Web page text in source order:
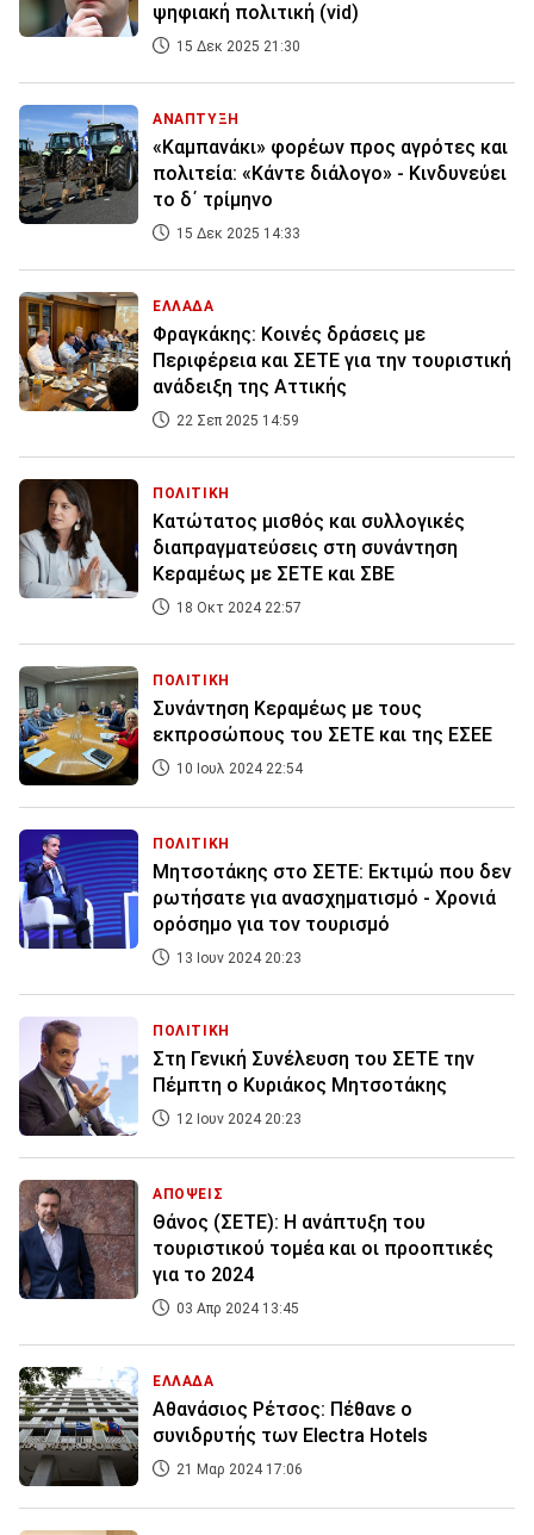
ψηφιακή πολιτική (vid)
15 Δεκ 2025 21:30
ΑΝΑΠΤΥΞΗ
«Καμπανάκι» φορέων προς αγρότες και
πολιτεία: «Κάντε διάλογο» - Κινδυνεύει
το δ΄ τρίμηνο
15 Δεκ 2025 14:33
ΕΛΛΑΔΑ
Φραγκάκης: Κοινές δράσεις με
Περιφέρεια και ΣΕΤΕ για την τουριστική
ανάδειξη της Αττικής
22 Σεπ 2025 14:59
ΠΟΛΙΤΙΚΗ
Κατώτατος μισθός και συλλογικές
διαπραγματεύσεις στη συνάντηση
Κεραμέως με ΣΕΤΕ και ΣΒΕ
18 Οκτ 2024 22:57
ΠΟΛΙΤΙΚΗ
Συνάντηση Κεραμέως με τους
εκπροσώπους του ΣΕΤΕ και της ΕΣΕΕ
10 Ιουλ 2024 22:54
ΠΟΛΙΤΙΚΗ
Μητσοτάκης στο ΣΕΤΕ: Εκτιμώ που δεν
ρωτήσατε για ανασχηματισμό - Χρονιά
ορόσημο για τον τουρισμό
13 Ιουν 2024 20:23
ΠΟΛΙΤΙΚΗ
Στη Γενική Συνέλευση του ΣΕΤΕ την
Πέμπτη ο Κυριάκος Μητσοτάκης
12 Ιουν 2024 20:23
ΑΠΟΨΕΙΣ
Θάνος (ΣΕΤΕ): Η ανάπτυξη του
τουριστικού τομέα και οι προοπτικές
για το 2024
03 Απρ 2024 13:45
ΕΛΛΑΔΑ
Αθανάσιος Ρέτσος: Πέθανε ο
συνιδρυτής των Electra Hotels
21 Μαρ 2024 17:06